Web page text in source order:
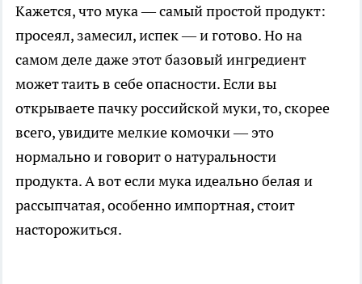
Кажется, что мука — самый простой продукт:
просеял, замесил, испек — и готово. Но на
самом деле даже этот базовый ингредиент
может таить в себе опасности. Если вы
открываете пачку российской муки, то, скорее
всего, увидите мелкие комочки — это
нормально и говорит о натуральности
продукта. А вот если мука идеально белая и
рассыпчатая, особенно импортная, стоит
насторожиться.